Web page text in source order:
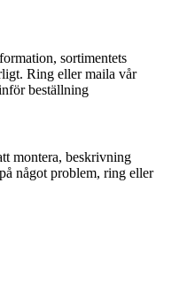
sortimentets
Ring eller maila vår
beställning
montera, beskrivning
något problem, ring eller